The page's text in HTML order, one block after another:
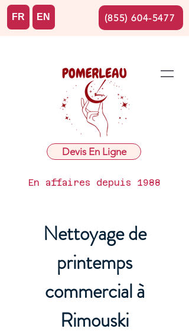
Devis En Ligne
En affaires depuis 1988
FR EN (855) 604-5477
Nettoyage de
printemps
commercial à
Rimouski